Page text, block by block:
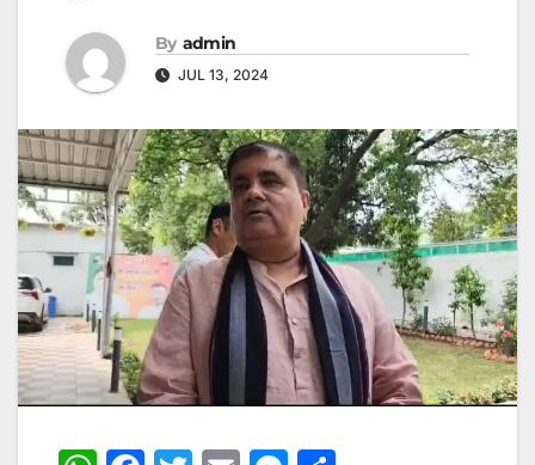
By admin
JUL 13, 2024